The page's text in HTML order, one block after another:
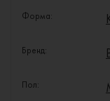
Форма:
Бренд:
Пол: